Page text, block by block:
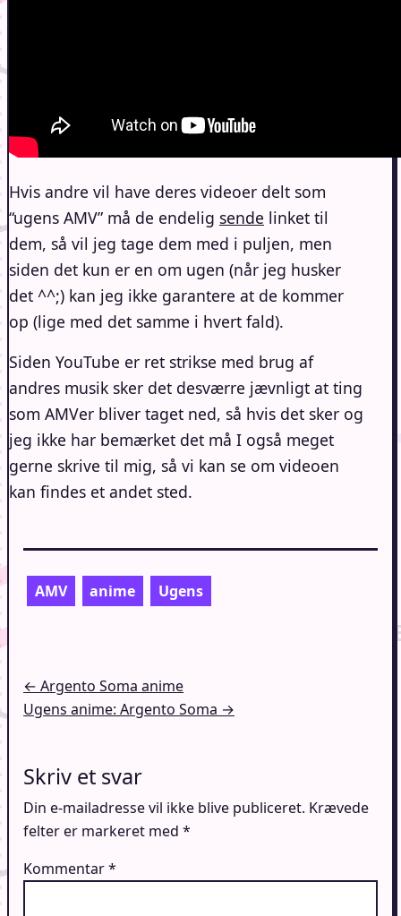
Hvis andre vil have deres videoer delt som
“ugens AMV” må de endelig sende linket til
dem, så vil jeg tage dem med i puljen, men
siden det kun er en om ugen (når jeg husker
det ^^;) kan jeg ikke garantere at de kommer
op (lige med det samme i hvert fald).
Siden YouTube er ret strikse med brug af
andres musik sker det desværre jævnligt at ting
som AMVer bliver taget ned, så hvis det sker og
jeg ikke har bemærket det må I også meget
gerne skrive til mig, så vi kan se om videoen
kan findes et andet sted.
AMV anime Ugens
Indlægsnavigation
← Argento Soma anime
Ugens anime: Argento Soma →
Skriv et svar
Din e-mailadresse vil ikke blive publiceret. Krævede
felter er markeret med *
Kommentar*